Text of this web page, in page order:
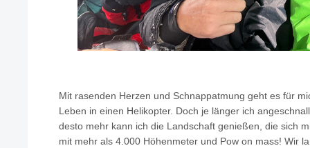
Mit rasenden Herzen und Schnappatmung geht es für
Leben in einen Helikopter. Doch je länger ich
desto mehr kann ich die Landschaft genießen, die sich
mit mehr als 4.000 Höhenmeter und Pow on mass! Wir